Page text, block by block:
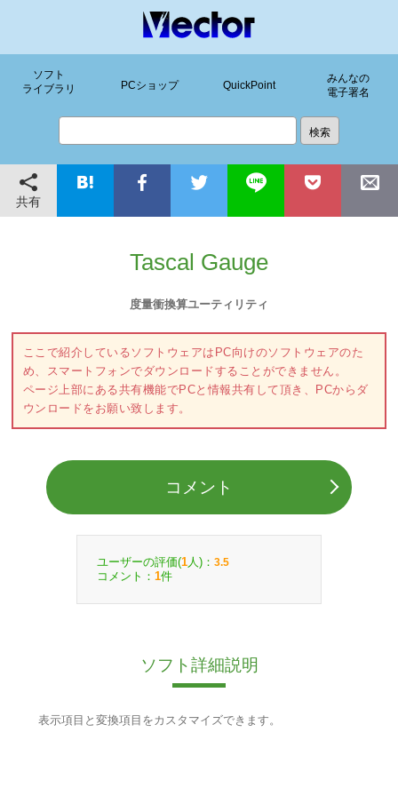
ソフト
ライブラリ
PCショップ QuickPoint
みんなの
電子署名
共有
Tascal Gauge
度量衝換算ユーティリティ
ここで紹介しているソフトウェアはPC向けのソフトウェアのた
め、スマートフォンでダウンロードすることができません。
ページ上部にある共有機能でPCと情報共有して頂き、PCからダ
ウンロードをお願い致します。
コメント
ユーザーの評価(1 人)： 3.5
コメント： 1件
ソフト詳細説明
表示項目と変換項目をカスタマイズできます。